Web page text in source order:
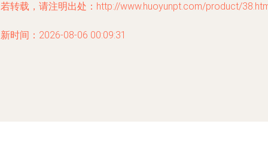
转载，请注明出处：http://www.huoyunpt.com/product/
时间：2026-08-06 00:09:31